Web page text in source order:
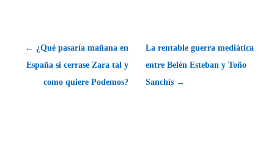
← ¿Qué pasaría mañana en
España si cerrase Zara tal y
como quiere Podemos?
La rentable guerra mediática
entre Belén Esteban y Toño
Sanchís →